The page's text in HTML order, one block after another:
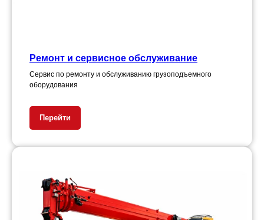
Ремонт и сервисное обслуживание
Сервис по ремонту и обслуживанию грузоподъемного
оборудования
Перейти